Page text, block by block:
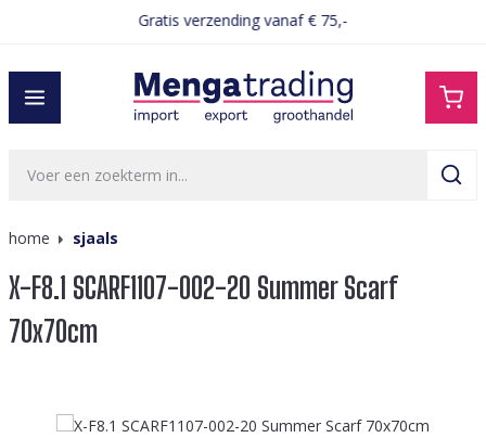
Gratis verzending vanaf € 75,-
home sjaals
X-F8.1 SCARF1107-002-20 Summer Scarf
70x70cm
Afbeeldingengalerij overslaan